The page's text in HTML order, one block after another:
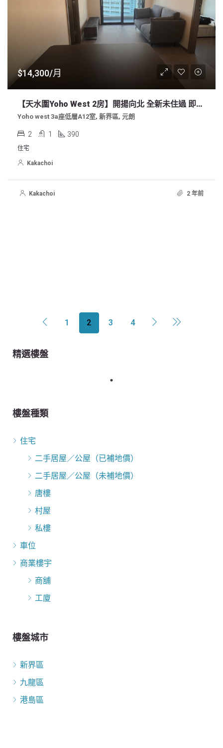
$14,300/月
【天水圍Yoho West 2房】開揚向北 全新未住過 即入即住
Yoho west 3a座低層A12室, 新界區, 元朗
2 1 390
住宅
Kakachoi
Kakachoi 2 年前
1 2 3 4
精選樓盤
樓盤種類
住宅
二手居屋／公屋（已補地價）
二手居屋／公屋（未補地價）
唐樓
村屋
私樓
車位
商業樓宇
商舖
工廈
樓盤城市
新界區
九龍區
港島區